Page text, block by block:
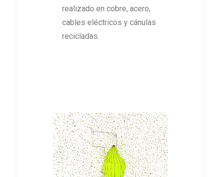
realizado en cobre, acero,
cables eléctricos y cánulas
recicladas.